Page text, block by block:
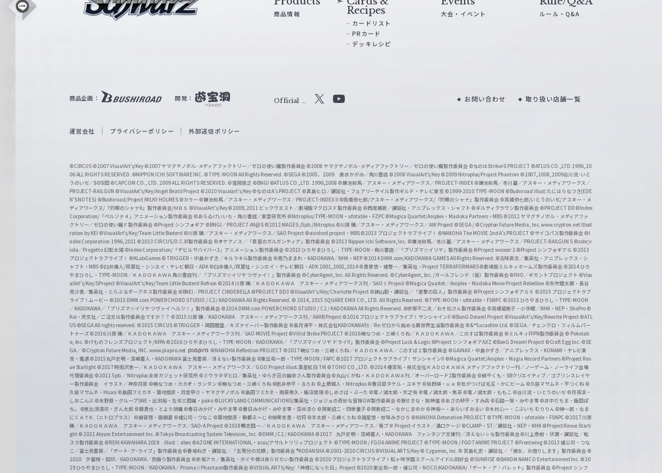
L
W
i
c
h
w
a
r
z
商品情報 Recipes
カードリスト
PRカード
デッキレシピ
大会・イベント ルール・Q&A
商品企画： 開発： Official
b
e
O
f
f
i
c
i
a
l
C
h
a
n
n
e
l
お問い合わせ 取り扱い店舗一覧
運営会社 プライバシーポリシー 外部送信ポリシー
©CIRCUS ©2007 VisualArt's/Key ©2007 ヤマグチノボル･メディアファクトリー／ゼロの使い魔製作委員会 ©2008 ヤマグチノボル･メディアファクトリー／ゼロの使い魔製作委員会 ©なのはStrikerS PROJECT ©ATLUS CO.,LTD.1996,20
06 ALL RIGHTS RESERVED. ©NIPPON ICHI SOFTWARE INC. ©TYPE-MOON All Rights Reserved. ©SEGA ©2005、2009 美水かがみ／角川書店 ©2008 VisualArt's/Key ©2009 Nitroplus/Project Phantom ©2007,2008,2009谷川流･いと
うのいぢ／SOS団 ©CAPCOM CO., LTD. 2009 ALL RIGHTS RESERVED. ©窪岡俊之 ©BNGI ©ATLUS CO.,LTD. 1996,2008 ©鎌池和馬／アスキー・メディアワークス／PROJECT-INDEX ©鎌池和馬／冬川基／アスキー・メディアワークス／
PROJECT-RAILGUN ©VisualArt's/Key/Angel Beats! Project ©2010 Visualart's/Key ©なのはA's PROJECT ©真島ヒロ／講談社・フェアリーテイル製作ギルド・テレビ東京 ©1999-2010 TYPE-MOON ©Bushiroad illust:たにはらなつき(EDE
N'S NOTES) ©Bushiroad/Project MILKY HOLMES ©カラー ©鎌池和馬／アスキー・メディアワークス／PROJECT-INDEX II ©高橋弥七郎/アスキー・メディアワークス/『灼眼のシャナ』製作委員会 ©高橋弥七郎/いとうのいぢ/アスキー・メ
ディアワークス/『灼眼のシャナII』製作委員会/ＭＢＳ ©VisualArt's/Key©2009,2011 ビックウエスト／劇場版マクロスＦ製作委員会 ©西尾維新／講談社・アニプレックス・シャフト ©ギルティクラウン製作委員会 ©PROJECT DD ©Index
Corporation/「ペルソナ４」アニメーション製作委員会 ©あらゐけいいち・角川書店／東雲研究所 ©Nitroplus/TYPE-MOON・ufotable・FZPC ©Magica Quartet/Aniplex・Madoka Partners・MBS ©2012 ヤマグチノボル・メディアファ
クトリー／ゼロの使い魔Ｆ製作委員会 ©Project シンフォギア ©BNGI／PROJECT iM@S ©2012 MAGES./5pb./Nitroplus ©川原 礫／アスキー・メディアワークス／AW Project ©SEGA / ©Crypton Future Media, Inc. www.crypton.net Illust
ration by KEI ©VisualArt's/Key/Team Little Busters! ©川原 礫／アスキー・メディアワークス／SAO Project ©vividred project・MBS ©2013 プロジェクトラブライブ！ ©NANOHA The MOVIE 2nd A's PROJECT ©サイコパス製作委員会 ©I
ndex Corporation 1996,2011 ©2013 CIRCUS/D.C.III製作委員会 ©オケアノス／「翠星のガルガンティア」製作委員会 ©2013 Nippon Ichi Software, Inc. ©鎌池和馬／冬川基／アスキー・メディアワークス／PROJECT-RAILGUN S ©sole;v
iola／Progetto 幻影太陽 ©Index Corporation/「デビルサバイバー2」アニメーション製作委員会 ©2013 ひろやまひろし・TYPE-MOON・角川書店／「プリズマ☆イリヤ」製作委員会©Project wooser 2 ©Project シンフォギアＧ ©2013
プロジェクトラブライブ！ ©KLabGames © TRIGGER・中島かずき／キルラキル製作委員会 ©橙乃ままれ・KADOKAWA／NHK・NEP ©2014 DMM.com/KADOKAWA GAMES All Rights Reserved. ©古味直志／集英社・アニプレックス・シ
ャフト・MBS ©臼井儀人/双葉社・シンエイ・テレビ朝日・ADK ©臼井儀人/双葉社・シンエイ・テレビ朝日・ADK 2001,2002,2014 ©貴家悠・橘賢一／集英社・Project TERRAFORMARS©劇場版ミルキィホームズ製作委員会 ©2014 ひろ
やまひろし・TYPE-MOON／ＫＡＤＯＫＡＷＡ 角川書店刊／「プリズマ☆イリヤ ツヴァイ！」製作委員会 ©CyberAgent, Inc. All Rights Reserved. ©CyberAgent, Inc. /ガールフレンド（仮）製作委員会©FHO／ギガントプロジェクト ©Visu
alArt's/Key/SProject ©VisualArt's/Key/Team Little Busters! Refrain ©2014 川原 礫／ＫＡＤＯＫＡＷＡ アスキー・メディアワークス刊／SAOⅡ Project ©Magica Quartet／Aniplex・Madoka Movie Project Rebellion ©矢吹健太朗・長谷
見沙貴／集英社・とらぶるダークネス製作委員会 ©BNEI／PROJECT CINDERELLA ©PROJECT DD3 ©VisualArt's/Key/Charlotte Project ©諫山創・講談社／「進撃の巨人」製作委員会 ©Project シンフォギアＧＸ ©2015 プロジェクトラブ
ライブ！ムービー ©2015 DMM.com POWERCHORD STUDIO / C2 / KADOKAWA All Rights Reserved. © 2014, 2015 SQUARE ENIX CO., LTD. All Rights Reserved. ©TYPE-MOON・ufotable・FSNPC ©2015 ひろやまひろし・TYPE-MOON
／KADOKAWA／「プリズマ☆イリヤ ツヴァイ ヘルツ！」製作委員会 ©2016 DMM.com POWERCHORD STUDIO / C2 / KADOKAWA All Rights Reserved. ©赤塚不二夫／おそ松さん製作委員会 ©高橋留美子・小学館／NHK・NEP・ShoPro ©
Koi・芳文社／ご注文は製作委員会ですか？？ ©2015 川原 礫／KADOKAWA アスキー・メディアワークス刊／AWIB Project ©2016 プロジェクトラブライブ！サンシャイン!! ©BanG Dream! Project ©VisualArt's/Key/Rewrite Project ©ATL
US ©SEGA All rights reserved. ©2015 CIRCUS ©TRIGGER・岡田麿里／キズナイーバー製作委員会 ©長月達平・株式会社KADOKAWA刊／Re:ゼロから始める異世界生活製作委員会 ©&™Lucasfilm Ltd. ©SEGA／チェンクロ・フィルムパー
トナーズ©2016 川原 礫／ＫＡＤＯＫＡＷＡ アスキー・メディアワークス刊／SAO MOVIE Project ©ViVid Strike PROJECT ©2016 暁なつめ・三嶋くろね／ＫＡＤＯＫＡＷＡ／このすば製作委員会 ©ミルキィFFPN製作委員会 © Pokelab
o, Inc. ©けものフレンズプロジェクト/KFPA ©2016 ひろやまひろし・TYPE-MOON／KADOKAWA／「プリズマ☆イリヤ ドライ!!」製作委員会 ©Project Luck & Logic ©Project シンフォギアAXZ ©BanG Dream! Project ©Craft Egg Inc. ©SE
GA／ ©Crypton Future Media, INC. www.piapro.net
©NANOHA Reflection PROJECT ©2017 暁なつめ・三嶋くろね／ＫＡＤＯＫＡＷＡ／このすば２製作委員会 ©GAINAX・中島かずき／アニプレックス・KONAMI・テレビ東
京・電通 ©2015丸戸史明・深崎暮人・KADOKAWA 富士見書房／冴えない製作委員会 ©東出祐一郎・TYPE-MOON / FAPC ©2017 プロジェクトラブライブ！サンシャイン!! ©Magica Quartet/Aniplex・Magia Record Partners ©Project Rev
ue Starlight ©2017 時雨沢恵一／ＫＡＤＯＫＡＷＡ アスキー・メディアワークス／GGO Project illust.黒星紅白 TM ©TOHO CO., LTD. ©2014 榎宮祐・株式会社ＫＡＤＯＫＡＷＡ メディアファクトリー刊／ノーゲーム・ノーライフ全権
代理委員会 ©2011 5pb.／Nitroplus 未来ガジェット研究所 ©ミウラタダヒロ／集英社・ゆらぎ荘の幽奈さん製作委員会©丸山くがね・ＫＡＤＯＫＡＷＡ刊／オーバーロード2製作委員会 ©蝸牛くも・SBクリエイティブ／ゴブリンスレイヤ
ー製作委員会 イラスト／神奈月昇 ©暁なつめ・カカオ・ランタン ©暁なつめ・三嶋くろね ©岩井恭平・るろお ©上栖綴人・Nitroplus ©春日部タケル・ユキヲ ©枯野瑛・ｕｅ ©気がつけば毛玉・かにビーム ©久慈マサムネ・平つくね ©
久慈マサムネ・Hisasi ©島田フミカネ・築地俊彦・月並甲介・ヤマグチノボル ©島田フミカネ・南房秀久・飯沼俊規 ©しめさば・ぶーた ©竜ノ湖太郎・天之有 ©竜ノ湖太郎・焦茶 ©竜ノ湖太郎・ももこ ©谷川流・いとうのいぢ ©月夜涙・
しおこんぶ ©水野良・グループSNE・出渕裕・左 ©三田誠・pako ©LUCKY LAND COMMUNICATIONS/集英社・ジョジョの奇妙な冒険GW製作委員会 ©葵せきな・狗神煌 ©あざの耕平・すみ兵 ©石踏一榮・みやま零 ©井中だちま・飯田ぽ
ち。
©恵比須清司・ぎん太郎 ©鏡貴也・とよた瑣織 ©春日みかげ・みやま零 ©春日みかげ・みやま零・深井涼介 ©賀東招二・四季童子 ©賀東招二・なかじまゆか ©神坂一・あらいずみるい ©木村心一・こぶいち むりりん ©榊一郎・なま
にくＡＴＫ（ニトロプラス） ©細音啓・猫鍋蒼 ©橘公司・つなこ ©築地俊彦・駒都え～じ ©柳実冬貴・切符 ©羊太郎・三嶋くろね ©諸星悠・甘味みきひろ ©NANOHA Detonation PROJECT ©TYPE-MOON・ufotable・FSNPC ©2017 川原
礫／ＫＡＤＯＫＡＷＡ アスキー・メディアワークス／SAO-A Project ©2018 鴨志田 一／ＫＡＤＯＫＡＷＡ アスキー・メディアワークス／青ブタ Project イラスト／溝口ケージ ©CLAMP・ST／講談社・NEP・NHK ©Project Revue Starli
ght © 2021 Ateam Entertainment Inc. ©Tokyo Broadcasting System Television, Inc. ©DMM / C2 / KADOKAWA ©2017 丸戸史明・深崎暮人・KADOKAWA ファンタジア文庫刊／冴えない♭な製作委員会©川上泰樹・伏瀬・講談社／転
スラ製作委員会 ©REKI KAWAHARA 2019 illust：abec ©AZONE INTERNATIONAL・acus/アサルトリリィプロジェクト ©TYPE-MOON / FGO6 ANIME PROJECT ©TYPE-MOON / FGO7 ANIME PROJECT ©Frontwing ©2013 橘公司・つな
こ／富士見書房／「デート･ア･ライブ」製作委員会©春場ねぎ・講談社／「五等分の花嫁」製作委員会 ®KODANSHA ©2001-2020 CIRCUS ©VISUAL ARTS/Key © Cygames, Inc. © 宮島礼吏・講談社／「彼女、お借りします」製作委員会 ©
2020 夕蜜柑・狐印／KADOKAWA／防振り製作委員会 ©赤坂アカ／集英社・かぐや様は告らせたい製作委員会 ©2020 プロジェクトラブライブ！虹ヶ咲学園スクールアイドル同好会 ©SUNRISE ©BANDAI NAMCO Entertainment Inc. ©20
19 ひろやまひろし・TYPE-MOON／KADOKAWA／Prisma☆Phantasm製作委員会 ©VISUAL ARTS/Key/「神様になった日」Project ©2020 東出祐一郎・橘公司・NOCO/KADOKAWA/「デート・ア・バレット」製作委員会 ©Project シンフ